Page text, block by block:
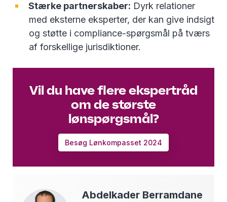
Stærke partnerskaber: Dyrk relationer
med eksterne eksperter, der kan give indsigt
og støtte i compliance-spørgsmål på tværs
af forskellige jurisdiktioner.
Vil du have flere ekspertråd
om de største
lønspørgsmål?
Besøg Lønkompasset 2024
Abdelkader Berramdane